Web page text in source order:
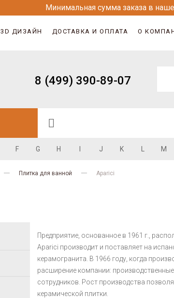
Минимальная сумма заказа в
3D ДИЗАЙН ДОСТАВКА И ОПЛАТА О
8 (499) 390-89-07
F G H J K M
Плитка для ванной Aparici
Предприятие, основанное в 1961 г.,
Aparici производит и поставляет на
керамогранита. В 1966 году, когда
расширение компании:
сотрудников. Рост производства
керамической плитки.